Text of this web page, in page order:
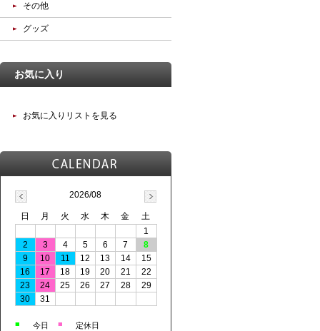
その他
グッズ
お気に入り
お気に入りリストを見る
2026/08
日 月 火 水 木 金
土
1
2
3 4 5 6 7
8
9
10 11 12 13 14
15
16
17 18 19 20 21
22
23
24 25 26 27 28
29
30
31
■ 今日 ■ 定休日